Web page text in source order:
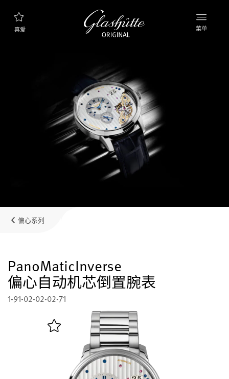
喜爱 菜单
新款表款
发现收藏品
了解更多关于该工厂的信息
我的账户
售后服务
国际质保, 保养, 修复工作室
联系方式
English Deutsch
偏心系列
PanoMaticInverse
偏心自动机芯倒置腕表
1-91-02-02-02-71